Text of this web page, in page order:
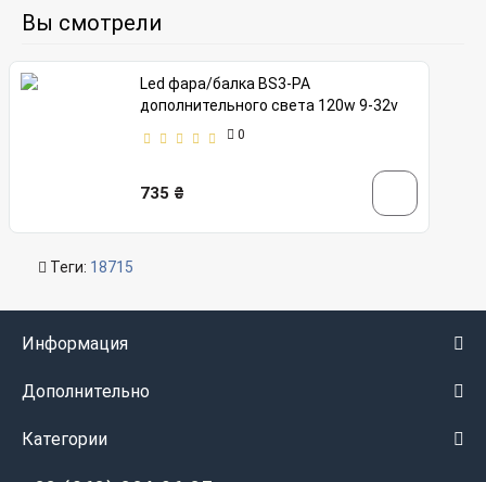
Вы смотрели
Led фара/балка BS3-PA
дополнительного света 120w 9-32v
0
735 ₴
Теги: 18715
Информация
Дополнительно
Категории